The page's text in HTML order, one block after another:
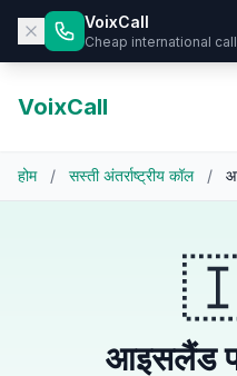
VoixCall
Cheap international
VoixCall
होम / सस्ती अंतर्राष्ट्रीय कॉल /
आइसलैंड